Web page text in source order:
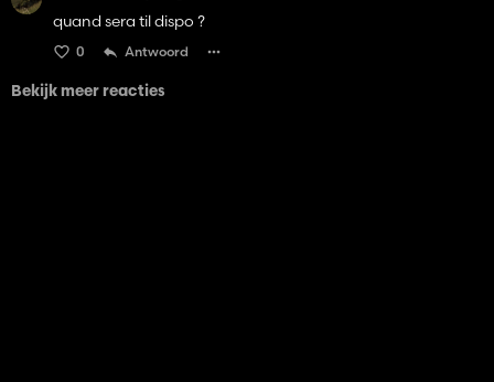
quand sera til dispo ?
0 Antwoord
Bekijk meer reacties